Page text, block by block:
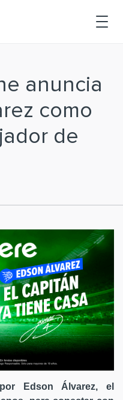
anuncia
como
de
Edson Álvarez, el